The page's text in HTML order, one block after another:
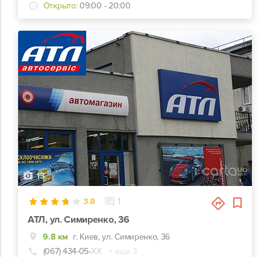
Открыто: 09:00 - 20:00
13
3.8 1
АТЛ, ул. Симиренко, 36
9.8 км г. Киев, ул. Симиренко, 36
(067) 434-05-ХХ
+ еще 3